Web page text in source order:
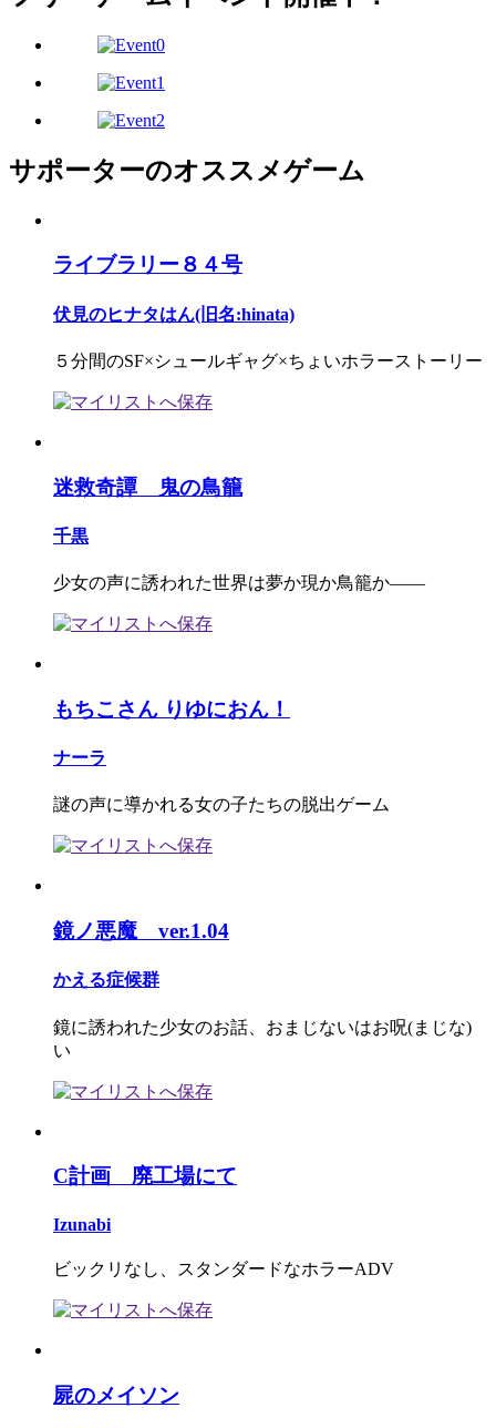
サポーターのオススメゲーム
ライブラリー８４号
伏見のヒナタはん(旧名:hinata)
５分間のSF×シュールギャグ×ちょいホラーストーリー
迷救奇譚 鬼の鳥籠
千黒
少女の声に誘われた世界は夢か現か鳥籠か――
もちこさん りゆにおん！
ナーラ
謎の声に導かれる女の子たちの脱出ゲーム
鏡ノ悪魔 ver.1.04
かえる症候群
鏡に誘われた少女のお話、おまじないはお呪(まじな)
い
C計画 廃工場にて
Izunabi
ビックリなし、スタンダードなホラーADV
屍のメイソン